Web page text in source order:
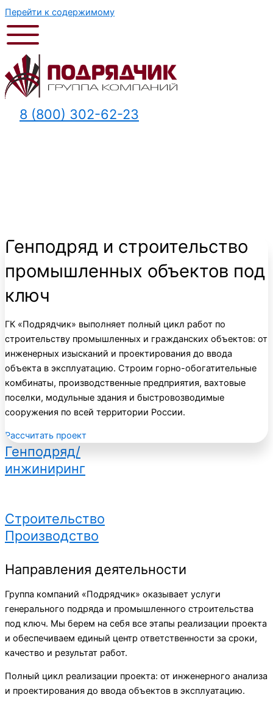
Перейти к содержимому
8 (800) 302-62-23
Генподряд и строительство
промышленных объектов под
ключ
ГК «Подрядчик» выполняет полный цикл работ по
строительству промышленных и гражданских объектов: от
инженерных изысканий и проектирования до ввода
объекта в эксплуатацию. Строим горно-обогатительные
комбинаты, производственные предприятия, вахтовые
поселки, модульные здания и быстровозводимые
сооружения по всей территории России.
Рассчитать проект
Генподряд/
инжиниринг
Строительство
Производство
Направления деятельности
Группа компаний «Подрядчик» оказывает услуги
генерального подряда и промышленного строительства
под ключ. Мы берем на себя все этапы реализации проекта
и обеспечиваем единый центр ответственности за сроки,
качество и результат работ.
Полный цикл реализации проекта: от инженерного анализа
и проектирования до ввода объектов в эксплуатацию.